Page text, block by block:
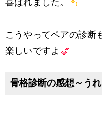
喜ばれました。
こうやってペアの診断
楽しいですよ
骨格診断の感想～う